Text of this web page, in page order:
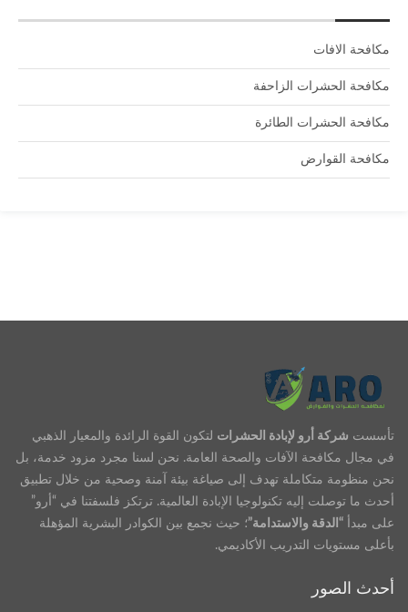
مكافحة الافات
مكافحة الحشرات الزاحفة
مكافحة الحشرات الطائرة
مكافحة القوارض
تأسست شركة أرو لإبادة الحشرات لتكون القوة الرائدة والمعيار الذهبي
في مجال مكافحة الآفات والصحة العامة. نحن لسنا مجرد مزود خدمة، بل
نحن منظومة متكاملة تهدف إلى صياغة بيئة آمنة وصحية من خلال تطبيق
أحدث ما توصلت إليه تكنولوجيا الإبادة العالمية. ترتكز فلسفتنا في “أرو”
على مبدأ “الدقة والاستدامة”؛ حيث نجمع بين الكوادر البشرية المؤهلة
بأعلى مستويات التدريب الأكاديمي.
أحدث الصور